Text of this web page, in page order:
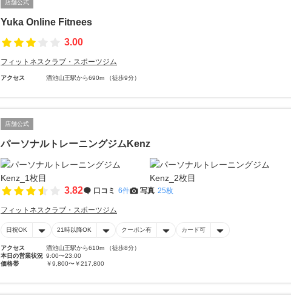
店舗公式
Yuka Online Fitnees
3.00
フィットネスクラブ・スポーツジム
アクセス 溜池山王駅から690m （徒歩9分）
店舗公式
パーソナルトレーニングジムKenz
3.82 口コミ 6件 写真 25枚
フィットネスクラブ・スポーツジム
日祝OK 21時以降OK クーポン有 カード可
アクセス
溜池山王駅から610m （徒歩8分）
本日の営業状況 9:00〜23:00
価格帯
￥9,800〜￥217,800